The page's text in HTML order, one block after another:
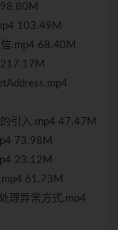
103.49M
.mp4 68.40M
引入.mp4 47.47M
73.98M
23.12M
61.73M
理异常方式.mp4